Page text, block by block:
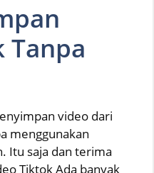
Tanpa
video dari
menggunakan
Itu saja dan terima
Tiktok Ada banyak